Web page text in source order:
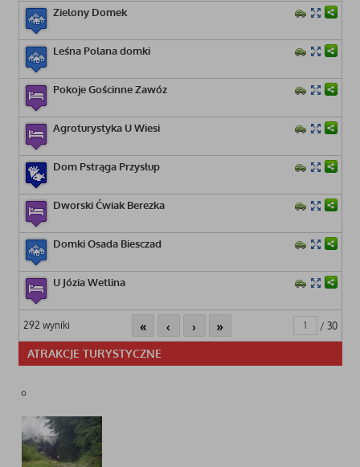
Zielony Domek
Leśna Polana domki
Pokoje Gościnne Zawóz
Agroturystyka U Wiesi
Dom Pstrąga Przysłup
Dworski Ćwiak Berezka
Domki Osada Biesczad
U Józia Wetlina
292 wyniki « ‹ › » / 30
ATRAKCJE TURYSTYCZNE